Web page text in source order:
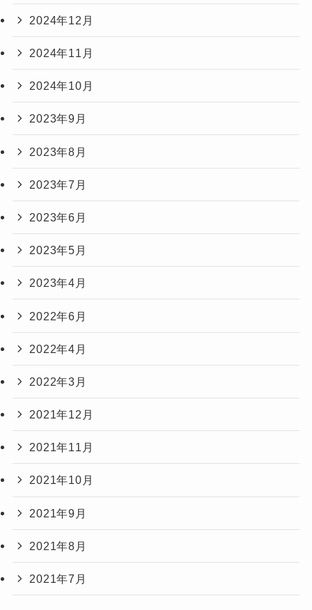
2024年12月
2024年11月
2024年10月
2023年9月
2023年8月
2023年7月
2023年6月
2023年5月
2023年4月
2022年6月
2022年4月
2022年3月
2021年12月
2021年11月
2021年10月
2021年9月
2021年8月
2021年7月